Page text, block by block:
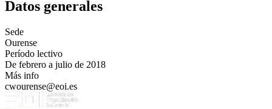
Datos generales
Sede
Ourense
Período lectivo
De febrero a julio de 2018
Más info
cwourense@eoi.es